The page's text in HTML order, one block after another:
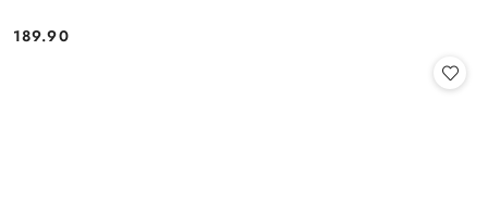
Cena:
189.90